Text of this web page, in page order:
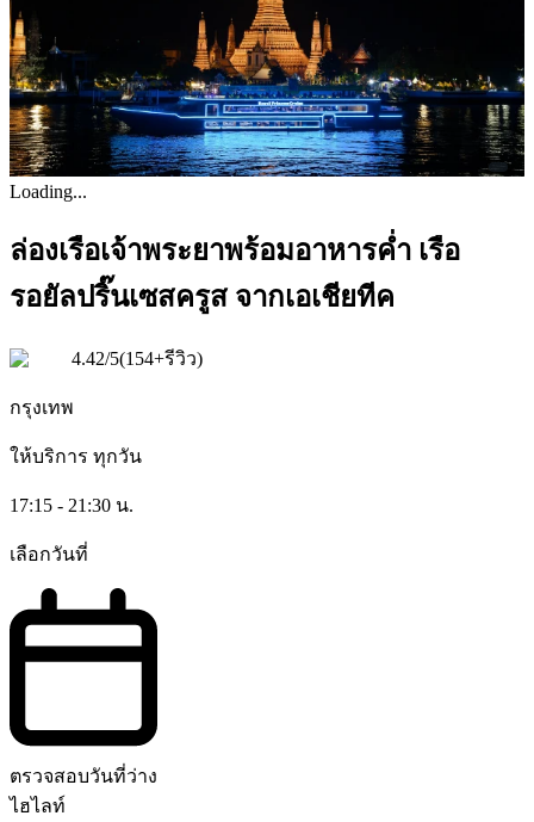
Loading...
ล่องเรือเจ้าพระยาพร้อมอาหารค่ำ เรือ
รอยัลปริ๊นเซสครูส จากเอเชียทีค
4.42/5(154+รีวิว)
กรุงเทพ
ให้บริการ ทุกวัน
17:15 - 21:30 น.
เลือกวันที่
ตรวจสอบวันที่ว่าง
ไฮไลท์